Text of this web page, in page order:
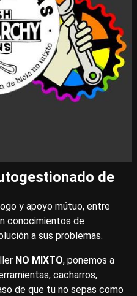
de
y apoyo mútuo, entre
conocimientos de
a sus problemas.
NO MIXTO, ponemos a
cacharros,
de que tu no sepas como